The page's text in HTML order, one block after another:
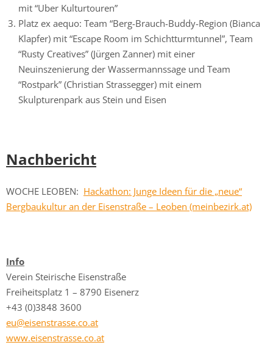
mit “Uber Kulturtouren”
Platz ex aequo: Team “Berg-Brauch-Buddy-Region (Bianca
Klapfer) mit “Escape Room im Schichtturmtunnel”, Team
“Rusty Creatives” (Jürgen Zanner) mit einer
Neuinszenierung der Wassermannssage und Team
“Rostpark” (Christian Strassegger) mit einem
Skulpturenpark aus Stein und Eisen
Nachbericht
WOCHE LEOBEN: Hackathon: Junge Ideen für die „neue“
Bergbaukultur an der Eisenstraße – Leoben (meinbezirk.at)
Info
Verein Steirische Eisenstraße
Freiheitsplatz 1 – 8790 Eisenerz
+43 (0)3848 3600
eu@eisenstrasse.co.at
www.eisenstrasse.co.at